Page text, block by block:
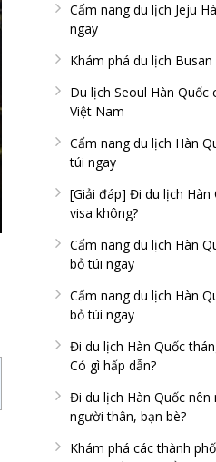
Cẩm nang du lịch Jeju
ngay
Khám phá du lịch
Du lịch Seoul Hàn Quốc
Việt Nam
Cẩm nang du lịch Hàn
túi ngay
[Giải đáp] Đi du lịch Hàn
visa không?
Cẩm nang du lịch Hàn
bỏ túi ngay
Cẩm nang du lịch Hàn
bỏ túi ngay
Đi du lịch Hàn Quốc
Có gì hấp dẫn?
Đi du lịch Hàn Quốc nên
người thân, bạn bè?
Khám phá các thành